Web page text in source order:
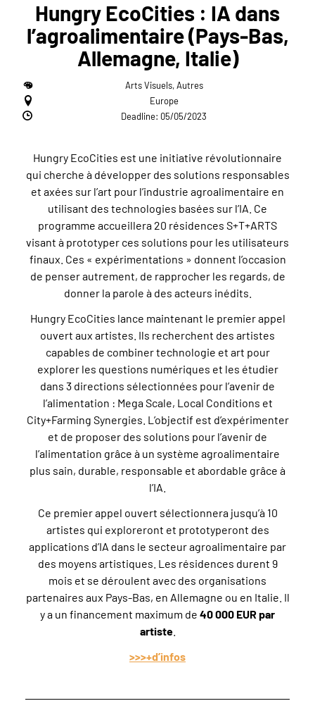
Hungry EcoCities : IA dans
l’agroalimentaire (Pays-Bas,
Allemagne, Italie)
Arts Visuels, Autres
Europe
Deadline: 05/05/2023
Hungry EcoCities est une initiative révolutionnaire
qui cherche à développer des solutions responsables
et axées sur l’art pour l’industrie agroalimentaire en
utilisant des technologies basées sur l’IA. Ce
programme accueillera 20 résidences S+T+ARTS
visant à prototyper ces solutions pour les utilisateurs
finaux. Ces « expérimentations » donnent l’occasion
de penser autrement, de rapprocher les regards, de
donner la parole à des acteurs inédits.
Hungry EcoCities lance maintenant le premier appel
ouvert aux artistes. Ils recherchent des artistes
capables de combiner technologie et art pour
explorer les questions numériques et les étudier
dans 3 directions sélectionnées pour l’avenir de
l’alimentation : Mega Scale, Local Conditions et
City+Farming Synergies. L’objectif est d’expérimenter
et de proposer des solutions pour l’avenir de
l’alimentation grâce à un système agroalimentaire
plus sain, durable, responsable et abordable grâce à
l’IA.
Ce premier appel ouvert sélectionnera jusqu’à 10
artistes qui exploreront et prototyperont des
applications d’IA dans le secteur agroalimentaire par
des moyens artistiques. Les résidences durent 9
mois et se déroulent avec des organisations
partenaires aux Pays-Bas, en Allemagne ou en Italie. Il
y a un financement maximum de 40 000 EUR par
artiste.
>>>+d’infos